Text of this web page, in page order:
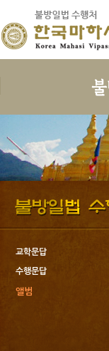
보시의 정의
보시의 이익
보시의 대상
보시의 청정
보시관련법문
교학문답
수행문답
앨범